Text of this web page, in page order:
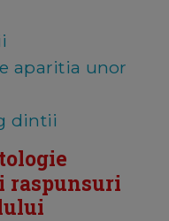
aparitia unor
dintii
raspunsuri